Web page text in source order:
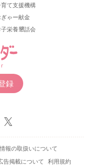
て支援機構
ゃー献金
栄養懇話会
録
報の取扱いについて
告掲載について 利用規約